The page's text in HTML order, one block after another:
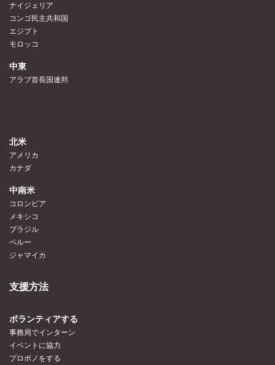
ナイジェリア
コンゴ民主共和国
エジプト
モロッコ
中東
アラブ首長国連邦
北米
アメリカ
カナダ
中南米
コロンビア
メキシコ
ブラジル
ペルー
ジャマイカ
支援方法
ボランティアする
事務局でインターン
イベントに協力
プロボノをする